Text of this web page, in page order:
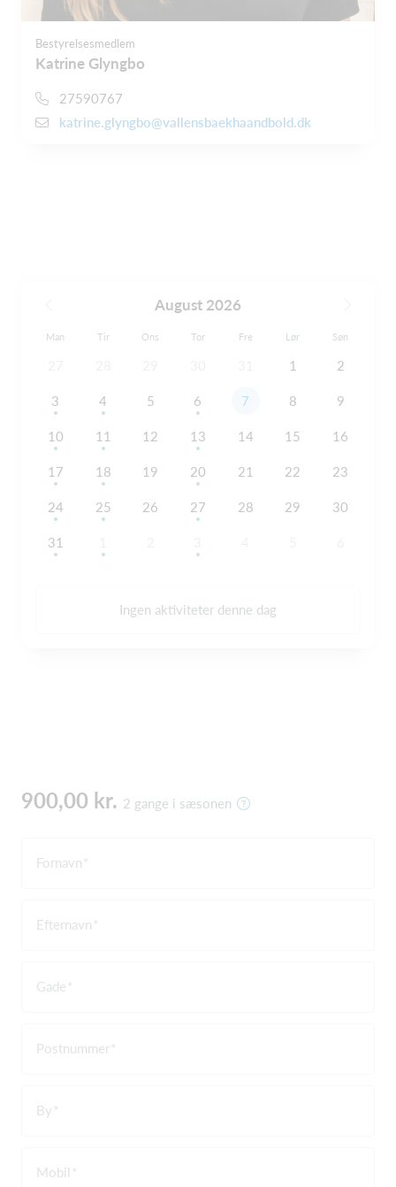
Bestyrelsesmedlem
Katrine Glyngbo
27590767
katrine.glyngbo@vallensbaekhaandbold.dk
August 2026
Man Tir Ons Tor Fre Lør Søn
1 2
3 4 5 6 7 8 9
10 11 12 13 14 15 16
17 18 19 20 21 22 23
24 25 26 27 28 29 30
31
Ingen aktiviteter denne dag
900,00 kr. 2 gange i sæsonen
Fornavn
Efternavn
Gade
Postnummer
By
Mobil